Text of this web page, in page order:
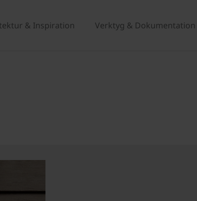
& Inspiration Verktyg & Dokumentation